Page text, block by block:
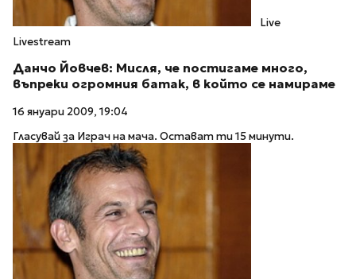
Live
Livestream
Данчо Йовчев: Мисля, че постигаме много,
въпреки огромния батак, в който се намираме
16 януари 2009, 19:04
Гласувай за Играч на мача. Остават ти 15 минути.